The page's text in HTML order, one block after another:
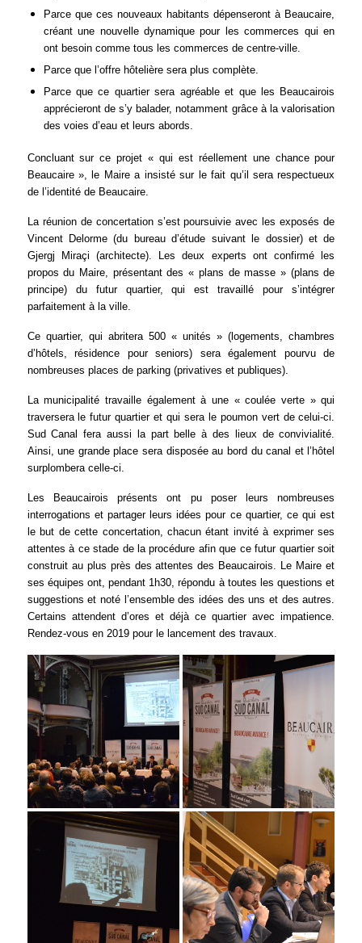
Parce que ces nouveaux habitants dépenseront à Beaucaire,
créant une nouvelle dynamique pour les commerces qui en
ont besoin comme tous les commerces de centre-ville.
Parce que l’offre hôtelière sera plus complète.
Parce que ce quartier sera agréable et que les Beaucairois
apprécieront de s’y balader, notamment grâce à la valorisation
des voies d’eau et leurs abords.
Concluant sur ce projet « qui est réellement une chance pour
Beaucaire », le Maire a insisté sur le fait qu’il sera respectueux
de l’identité de Beaucaire.
La réunion de concertation s’est poursuivie avec les exposés de
Vincent Delorme (du bureau d’étude suivant le dossier) et de
Gjergj Miraçi (architecte). Les deux experts ont confirmé les
propos du Maire, présentant des « plans de masse » (plans de
principe) du futur quartier, qui est travaillé pour s’intégrer
parfaitement à la ville.
Ce quartier, qui abritera 500 « unités » (logements, chambres
d’hôtels, résidence pour seniors) sera également pourvu de
nombreuses places de parking (privatives et publiques).
La municipalité travaille également à une « coulée verte » qui
traversera le futur quartier et qui sera le poumon vert de celui-ci.
Sud Canal fera aussi la part belle à des lieux de convivialité.
Ainsi, une grande place sera disposée au bord du canal et l’hôtel
surplombera celle-ci.
Les Beaucairois présents ont pu poser leurs nombreuses
interrogations et partager leurs idées pour ce quartier, ce qui est
le but de cette concertation, chacun étant invité à exprimer ses
attentes à ce stade de la procédure afin que ce futur quartier soit
construit au plus près des attentes des Beaucairois. Le Maire et
ses équipes ont, pendant 1h30, répondu à toutes les questions et
suggestions et noté l’ensemble des idées des uns et des autres.
Certains attendent d’ores et déjà ce quartier avec impatience.
Rendez-vous en 2019 pour le lancement des travaux.